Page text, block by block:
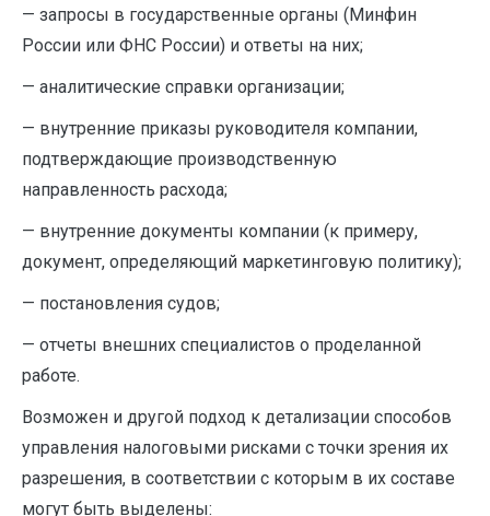
— запросы в государственные органы (Минфин
России или ФНС России) и ответы на них;
— аналитические справки организации;
— внутренние приказы руководителя компании,
подтверждающие производственную
направленность расхода;
— внутренние документы компании (к примеру,
документ, определяющий маркетинговую политику);
— постановления судов;
— отчеты внешних специалистов о проделанной
работе.
Возможен и другой подход к детализации способов
управления налоговыми рисками с точки зрения их
разрешения, в соответствии с которым в их составе
могут быть выделены: